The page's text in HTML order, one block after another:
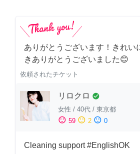
ありがとうございます！きれい
きありがとうございました😊
依頼されたチケット
リロクロ check_circle
女性 / 40代 / 東京都
sentiment_satisfied 59 sentiment_neutral 2 sentiment_dissatisfied 0
Cleaning support #EnglishOK